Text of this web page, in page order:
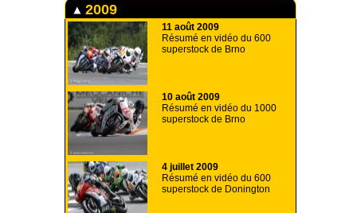
2009
11 août 2009
Résumé en vidéo du 600
superstock de Brno
10 août 2009
Résumé en vidéo du 1000
superstock de Brno
4 juillet 2009
Résumé en vidéo du 600
superstock de Donington